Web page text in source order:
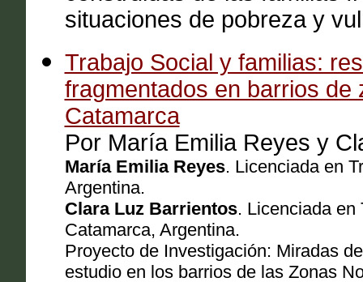
situaciones de pobreza y
Trabajo Social y familias:
fragmentados en barrios de
Catamarca
Por María Emilia Reyes y
María Emilia Reyes. Licenciada en
Argentina.
Clara Luz Barrientos. Licenciada en
Catamarca, Argentina.
Proyecto de Investigación: Miradas
estudio en los barrios de las Zonas